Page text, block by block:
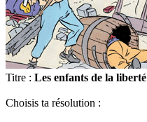
Titre : Les enfants de la liberté
Choisis ta résolution :